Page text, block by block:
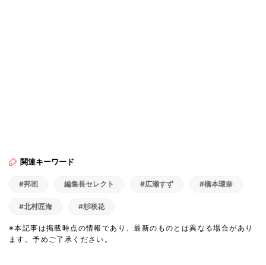
関連キーワード
#邦画 編集長セレクト #広瀬すず #橋本環奈
#北村匠海 #杉咲花
※本記事は掲載時点の情報であり、最新のものとは異なる場合があり
ます。予めご了承ください。